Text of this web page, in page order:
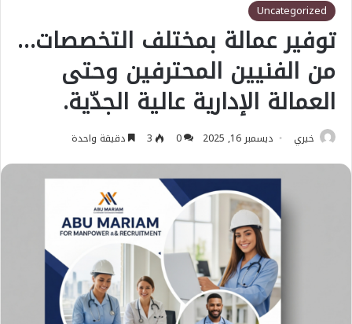
Uncategorized
توفير عمالة بمختلف التخصصات…
من الفنيين المحترفين وحتى
العمالة الإدارية عالية الجدّية.
خيري ديسمبر 16, 2025 0
3 دقيقة واحدة